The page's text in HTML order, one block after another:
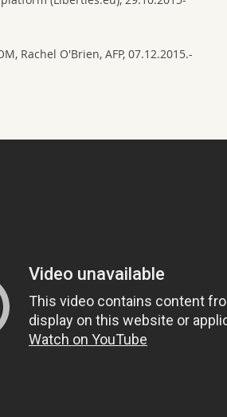
Rachel O'Brien, AFP, 07.12.2015.-